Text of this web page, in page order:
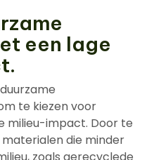
een lage
te kiezen voor
milieu-impact. Door te
die minder